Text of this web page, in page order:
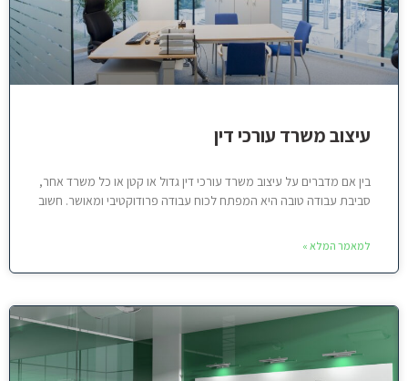
עיצוב משרד עורכי דין
בין אם מדברים על עיצוב משרד עורכי דין גדול או קטן או כל משרד אחר,
סביבת עבודה טובה היא המפתח לכוח עבודה פרודוקטיבי ומאושר. חשוב
למאמר המלא »